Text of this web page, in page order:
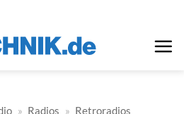
» Radios » Retroradios